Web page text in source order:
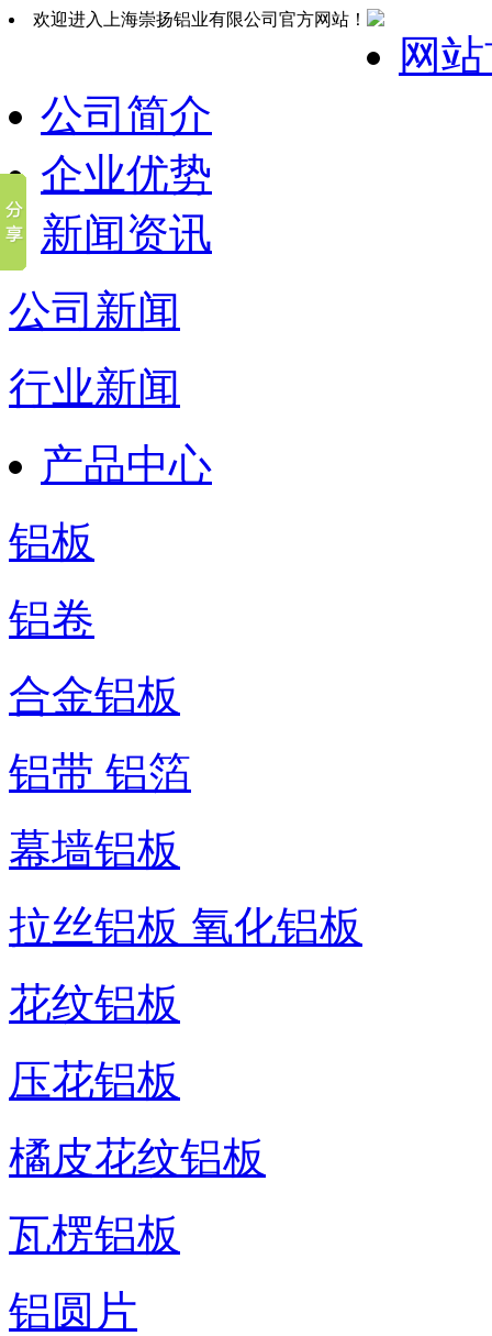
欢迎进入上海崇扬铝业有限公司官方网站！
网
公司简介
企业优势
新闻资讯
公司新闻
行业新闻
产品中心
铝板
铝卷
合金铝板
铝带 铝箔
幕墙铝板
拉丝铝板 氧化铝板
花纹铝板
压花铝板
橘皮花纹铝板
瓦楞铝板
铝圆片